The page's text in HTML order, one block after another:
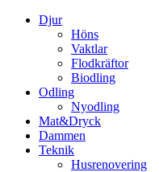
Djur
Höns
Vaktlar
Flodkräftor
Biodling
Odling
Nyodling
Mat&Dryck
Dammen
Teknik
Husrenovering